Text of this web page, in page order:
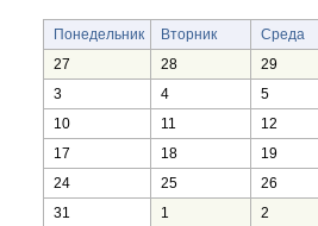
Понедельник Вторник Среда
27
28 29
3
4 5
10
11 12
17
18 19
24
25 26
31
1 2